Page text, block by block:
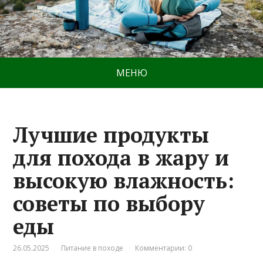
МЕНЮ
Лучшие продукты
для похода в жару и
высокую влажность:
советы по выбору
еды
26.05.2025 Питание в походе Комментарии: 0